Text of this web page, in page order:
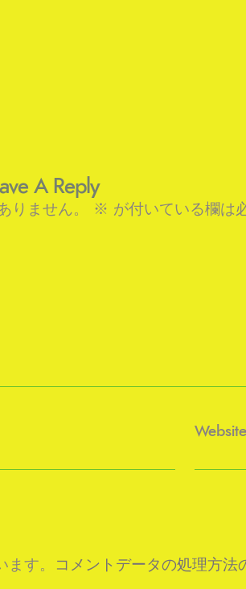
A Reply
りません。 ※ が付いている欄は
Website
す。 コメントデータの処理方法